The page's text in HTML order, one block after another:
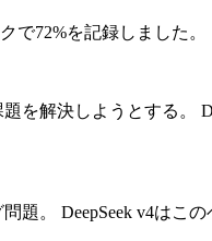
で72%を記録しました。
を解決しようとする。
題。
DeepSeek v4はこ